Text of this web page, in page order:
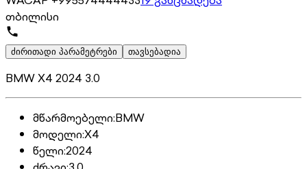
თბილისი
ძირითადი პარამეტრები თავსებადია
BMW X4 2024 3.0
მწარმოებელი:BMW
მოდელი:X4
წელი:2024